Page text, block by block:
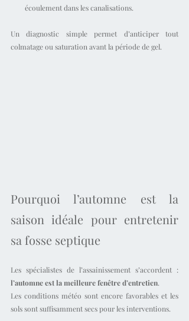
écoulement dans les canalisations.
Un diagnostic simple permet d’anticiper tout
colmatage ou saturation avant la période de gel.
Pourquoi l’automne est la
saison idéale pour entretenir
sa fosse septique
l’automne est la meilleure fenêtre d’entretien.
Les conditions météo sont encore favorables et les
sols sont suffisamment secs pour les interventions.